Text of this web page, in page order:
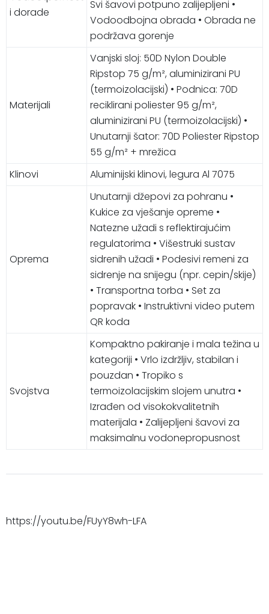
i dorade
Svi šavovi potpuno zalijepljeni •
Vodoodbojna obrada • Obrada ne
podržava gorenje
Materijali
Vanjski sloj: 50D Nylon Double
Ripstop 75 g/m², aluminizirani PU
(termoizolacijski) • Podnica: 70D
reciklirani poliester 95 g/m²,
aluminizirani PU (termoizolacijski) •
Unutarnji šator: 70D Poliester Ripstop
55 g/m² + mrežica
Klinovi
Aluminijski klinovi, legura Al 7075
Oprema
Unutarnji džepovi za pohranu •
Kukice za vješanje opreme •
Natezne užadi s reflektirajućim
regulatorima • Višestruki sustav
sidrenih užadi • Podesivi remeni za
sidrenje na snijegu (npr. cepin/skije)
• Transportna torba • Set za
popravak • Instruktivni video putem
QR koda
Svojstva
Kompaktno pakiranje i mala težina u
kategoriji • Vrlo izdržljiv, stabilan i
pouzdan • Tropiko s
termoizolacijskim slojem unutra •
Izrađen od visokokvalitetnih
materijala • Zalijepljeni šavovi za
maksimalnu vodonepropusnost
https://youtu.be/FUyY8wh-LFA